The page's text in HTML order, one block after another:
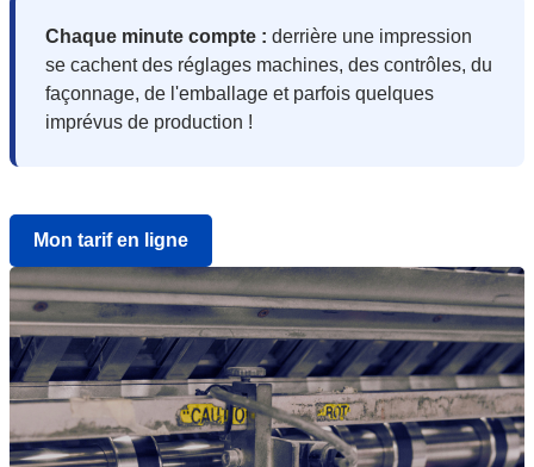
Chaque minute compte : derrière une impression
se cachent des réglages machines, des contrôles, du
façonnage, de l'emballage et parfois quelques
imprévus de production !
Mon tarif en ligne